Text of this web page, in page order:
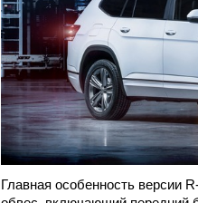
Главная особенность версии